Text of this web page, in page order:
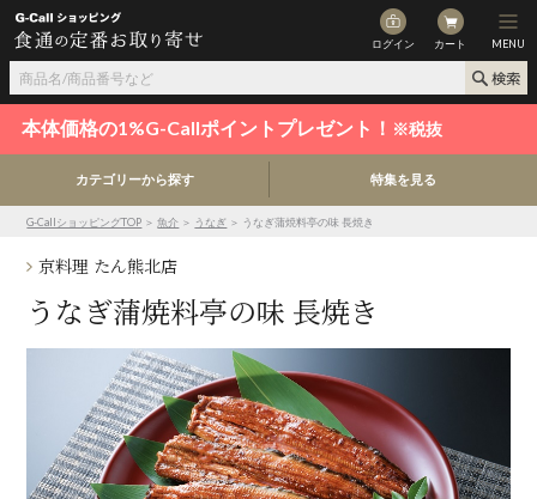
ログイン カート MENU
本体価格の1%G-Callポイントプレゼント！ ※税抜
カテゴリーから探す 特集を見る
G-CallショッピングTOP ＞魚介 ＞ うなぎ ＞ うなぎ蒲焼料亭の味 長焼き
京料理 たん熊北店
うなぎ蒲焼料亭の味 長焼き